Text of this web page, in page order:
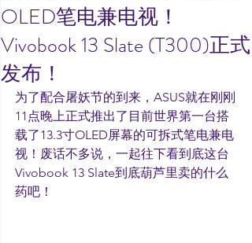
OLED笔电兼电视！
Vivobook 13 Slate (T300)正式
发布！
为了配合屠妖节的到来，ASUS就在刚刚
11点晚上正式推出了目前世界第一台搭
载了13.3寸OLED屏幕的可拆式笔电兼电
视！废话不多说，一起往下看到底这台
Vivobook 13 Slate到底葫芦里卖的什么
药吧！